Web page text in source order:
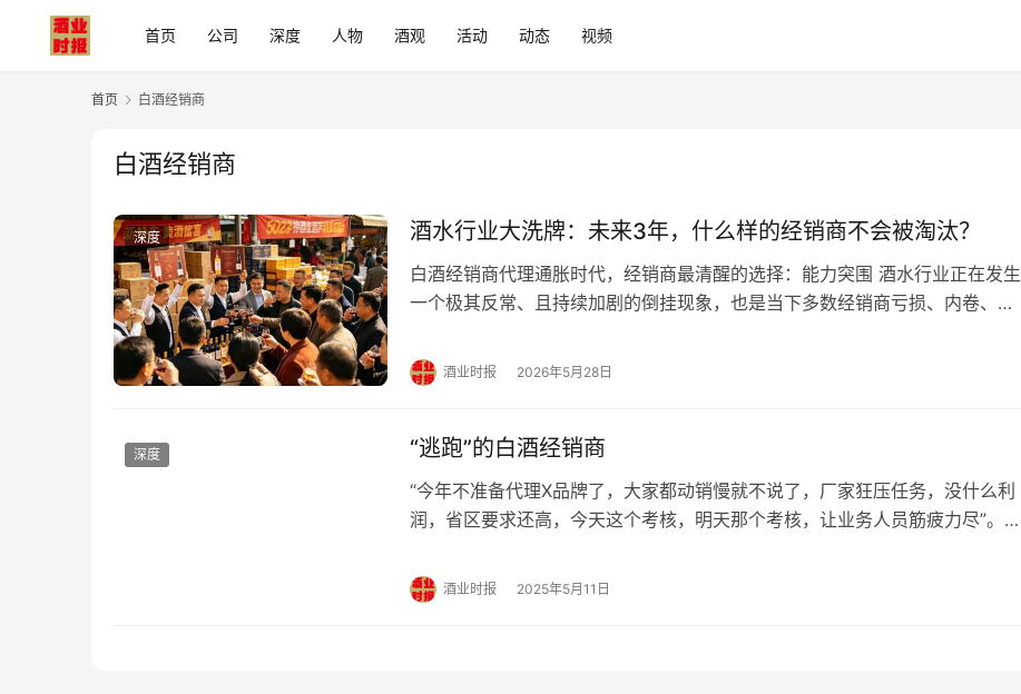
首页 公司 深度 人物 酒观 活动 动态 视频
首页 白酒经销商
白酒经销商
深度 酒水行业大洗牌：未来3年，什么样的经销商不会被淘汰？
白酒经销商代理通胀时代，经销商最清醒的选择：能力突围 酒水行业正在发生
一个极其反常、且持续加剧的倒挂现象，也是当下多数经销商亏损、内卷、赚
答案之前，先看一个做了十几年白酒生意的经销商老李的经历：老李代理过三
个全国名酒品牌，仓库里堆着几个开发产品的条码，用他的话说“根本不缺产
酒业时报 2026年5月28日
深度 “逃跑”的白酒经销商
“今年不准备代理X品牌了，大家都动销慢就不说了，厂家狂压任务，没什么利
润，省区要求还高，今天这个考核，明天那个考核，让业务人员筋疲力尽”。华
了解，该经销商与X品牌合作长达十余年，曾是该品牌在本区的优秀经销商，但
面对巨大的业绩压力、严格的考核规定和越来越低的毛利，其坦言“累了”，正
酒业时报 2025年5月11日